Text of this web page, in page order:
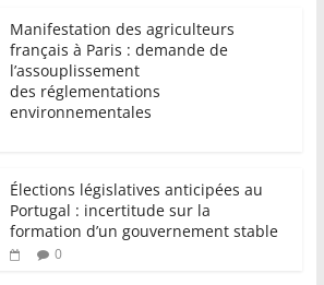
Manifestation des agriculteurs
français à Paris : demande de
l’assouplissement
des réglementations
environnementales
Élections législatives anticipées au
Portugal : incertitude sur la
formation d’un gouvernement stable
0